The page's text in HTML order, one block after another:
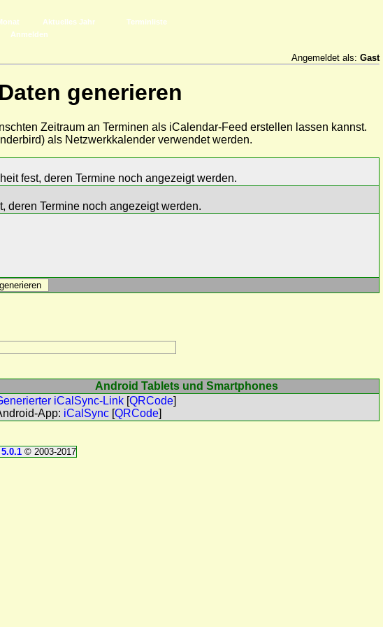
Aktuelles Jahr
Terminliste
Anmelden
Angemeldet als: Gast
generieren
Zeitraum an Terminen als iCalendar-Feed erstellen lassen kannst.
als Netzwerkkalender verwendet werden.
fest, deren Termine noch angezeigt werden.
deren Termine noch angezeigt werden.
Android Tablets und Smartphones
iCalSync-Link [QRCode]
App: iCalSync [QRCode]
© 2003-2017